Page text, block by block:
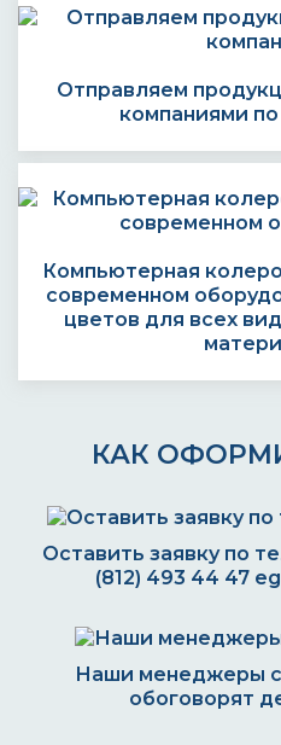
Отправляем
компаниями
Компьютерная
современном
цветов для всех
КАК
Оставить заявку по
(812) 493 44 47
Наши менеджеры
обоговорят